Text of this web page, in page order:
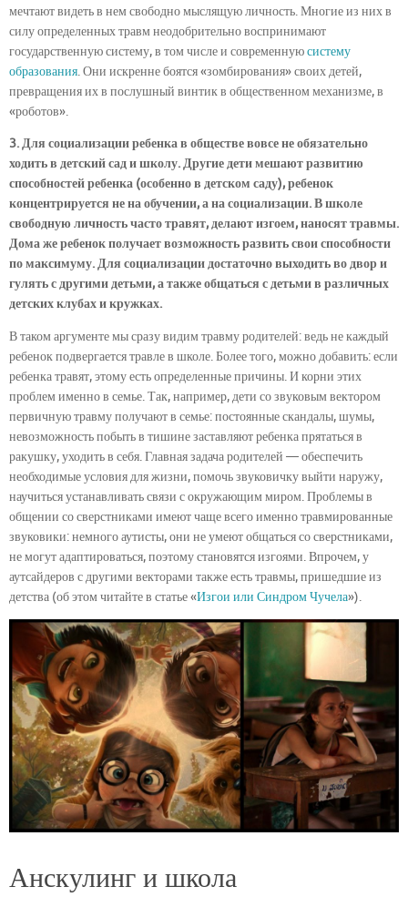
мечтают видеть в нем свободно мыслящую личность. Многие из них в
силу определенных травм неодобрительно воспринимают
государственную систему, в том числе и современнуюсистему
образования. Они искренне боятся «зомбирования» своих детей,
превращения их в послушный винтик в общественном механизме, в
«роботов».
3. Для социализации ребенка в обществе вовсе не обязательно
ходить в детский сад и школу. Другие дети мешают развитию
способностей ребенка (особенно в детском саду), ребенок
концентрируется не на обучении, а на социализации. В школе
свободную личность часто травят, делают изгоем, наносят травмы.
Дома же ребенок получает возможность развить свои способности
по максимуму. Для социализации достаточно выходить во двор и
гулять с другими детьми, а также общаться с детьми в различных
детских клубах и кружках.
В таком аргументе мы сразу видим травму родителей: ведь не каждый
ребенок подвергается травле в школе. Более того, можно добавить: если
ребенка травят, этому есть определенные причины. И корни этих
проблем именно в семье. Так, например, дети со звуковым вектором
первичную травму получают в семье: постоянные скандалы, шумы,
невозможность побыть в тишине заставляют ребенка прятаться в
ракушку, уходить в себя. Главная задача родителей — обеспечить
необходимые условия для жизни, помочь звуковичку выйти наружу,
научиться устанавливать связи с окружающим миром. Проблемы в
общении со сверстниками имеют чаще всего именно травмированные
звуковики: немного аутисты, они не умеют общаться со сверстниками,
не могут адаптироваться, поэтому становятся изгоями. Впрочем, у
аутсайдеров с другими векторами также есть травмы, пришедшие из
детства (об этом читайте в статье «Изгои или Синдром Чучела»).
Анскулинг и школа